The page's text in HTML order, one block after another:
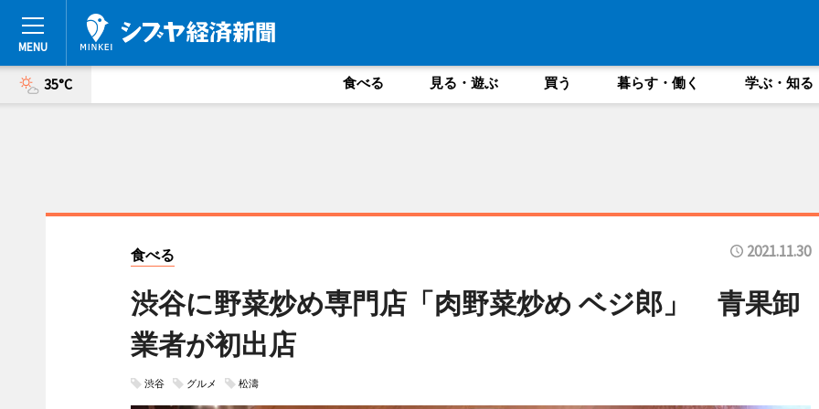
35°C 食べる 見る・遊ぶ 買う 暮らす・働く 学ぶ・知る
食べる 2021.11.30
渋谷に野菜炒め専門店「肉野菜炒め ベジ郎」 青果卸
業者が初出店
渋谷 グルメ 松濤